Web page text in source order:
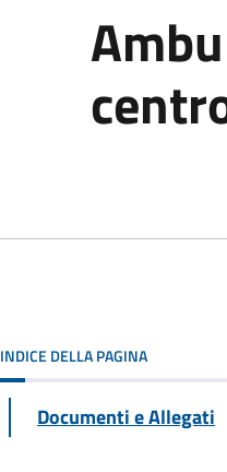
INDICE DELLA PAGINA
Documenti e Allegati